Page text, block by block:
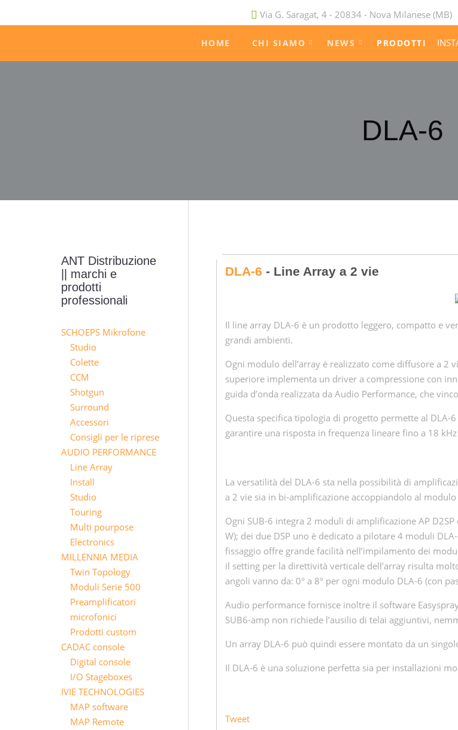
Via G. Saragat, 4 - 20834 - Nova Milanese (MB)
HOME CHI SIAMO NEWS PRODOTTI
DLA-6
ANT Distribuzione
|| marchi e
prodotti
professionali
SCHOEPS Mikrofone
Studio
Colette
CCM
Shotgun
Surround
Accessori
Consigli per le riprese
AUDIO PERFORMANCE
Line Array
Install
Studio
Touring
Multi pourpose
Electronics
MILLENNIA MEDIA
Twin Topology
Moduli Serie 500
Preamplificatori
microfonici
Prodotti custom
CADAC console
Digital console
I/O Stageboxes
IVIE TECHNOLOGIES
MAP software
MAP Remote
DLA-6 - Line Array a 2 vie
Il line array DLA-6 è un prodotto leggero, compatto e
grandi ambienti.
Ogni modulo dell’array è realizzato come diffusore a 2
superiore implementa un driver a compressione con
guida d’onda realizzata da Audio Performance, che
Questa specifica tipologia di progetto permette al
garantire una risposta in frequenza lineare fino a 18 kHz
La versatilità del DLA-6 sta nella possibilità di
a 2 vie sia in bi-amplificazione accoppiandolo al
Ogni SUB-6 integra 2 moduli di amplificazione AP
W); dei due DSP uno è dedicato a pilotare 4 moduli
fissaggio offre grande facilità nell’impilamento dei
il setting per la direttività verticale dell’array risulta
angoli vanno da: 0° a 8° per ogni modulo DLA-6 (con
Audio performance fornisce inoltre il software
SUB6-amp non richiede l’ausilio di telai aggiuntivi,
Un array DLA-6 può quindi essere montato da un
Il DLA-6 è una soluzione perfetta sia per installazioni
Tweet